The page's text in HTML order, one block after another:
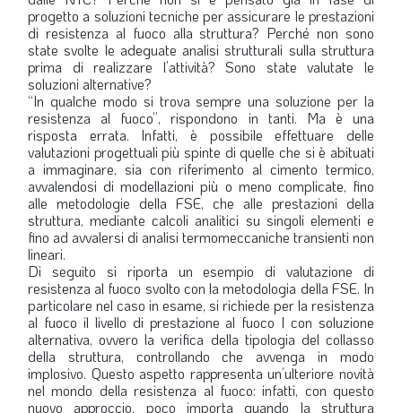
progetto a soluzioni tecniche per assicurare le prestazioni
di resistenza al fuoco alla struttura? Perché non sono
state svolte le adeguate analisi strutturali sulla struttura
prima di realizzare l’attività? Sono state valutate le
soluzioni alternative?
“In qualche modo si trova sempre una soluzione per la
resistenza al fuoco”, rispondono in tanti. Ma è una
risposta errata. Infatti, è possibile effettuare delle
valutazioni progettuali più spinte di quelle che si è abituati
a immaginare, sia con riferimento al cimento termico,
avvalendosi di modellazioni più o meno complicate, fino
alle metodologie della FSE, che alle prestazioni della
struttura, mediante calcoli analitici su singoli elementi e
fino ad avvalersi di analisi termomeccaniche transienti non
lineari.
Di seguito si riporta un esempio di valutazione di
resistenza al fuoco svolto con la metodologia della FSE. In
particolare nel caso in esame, si richiede per la resistenza
al fuoco il livello di prestazione al fuoco I con soluzione
alternativa, ovvero la verifica della tipologia del collasso
della struttura, controllando che avvenga in modo
implosivo. Questo aspetto rappresenta un’ulteriore novità
nel mondo della resistenza al fuoco: infatti, con questo
nuovo approccio, poco importa quando la struttura